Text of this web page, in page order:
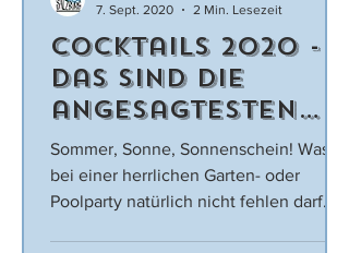
Cocktails 2020 -
Das sind die
angesagtesten
Drinks und
hippsten
Kreationen zum
Selbermachen
Sommer, Sonne, Sonnenschein! Was
bei einer herrlichen Garten- oder
Poolparty natürlich nicht fehlen darf
7. Sept. 2020
2 Min. Lesezeit